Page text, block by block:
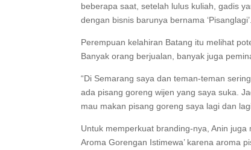
beberapa saat, setelah lulus kuliah, gadis
dengan bisnis barunya bernama ‘Pisanglagi’.
Perempuan kelahiran Batang itu melihat
Banyak orang berjualan, banyak juga
“Di Semarang saya dan teman-teman
ada pisang goreng wijen yang saya suka.
mau makan pisang goreng saya lagi dan
Untuk memperkuat branding-nya, Anin
Aroma Gorengan Istimewa’ karena aroma